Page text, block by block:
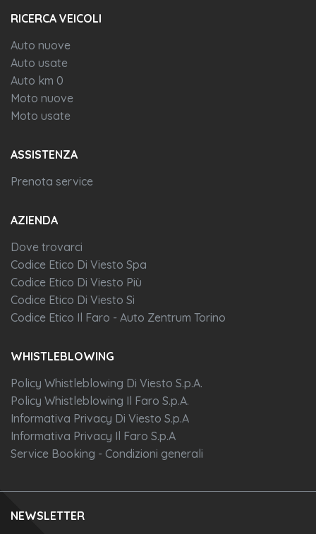
RICERCA VEICOLI
Auto nuove
Auto usate
Auto km 0
Moto nuove
Moto usate
ASSISTENZA
Prenota service
AZIENDA
Dove trovarci
Codice Etico Di Viesto Spa
Codice Etico Di Viesto Più
Codice Etico Di Viesto Si
Codice Etico Il Faro - Auto Zentrum Torino
WHISTLEBLOWING
Policy Whistleblowing Di Viesto S.p.A.
Policy Whistleblowing Il Faro S.p.A.
Informativa Privacy Di Viesto S.p.A
Informativa Privacy Il Faro S.p.A
Service Booking - Condizioni generali
NEWSLETTER